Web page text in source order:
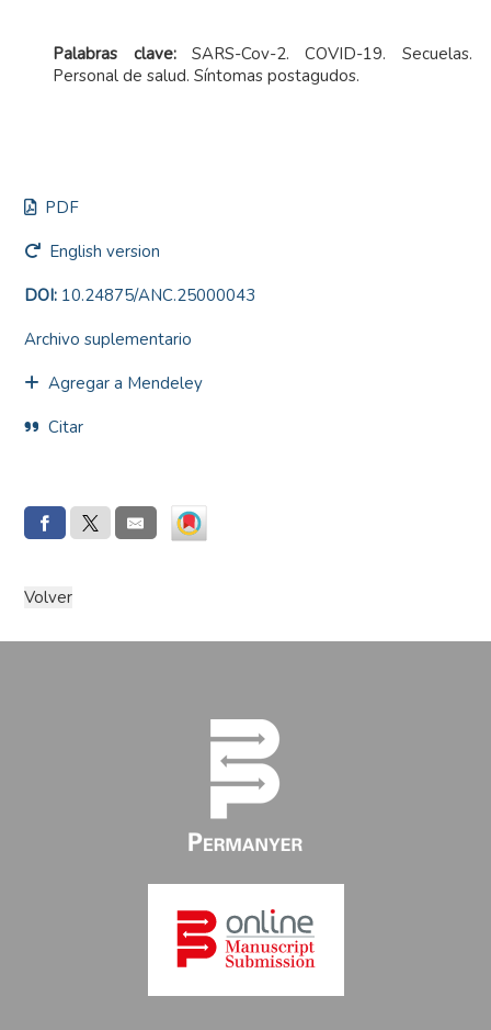
Palabras clave: SARS-Cov-2. COVID-19. Secuelas.
Personal de salud. Síntomas postagudos.
PDF
English version
DOI: 10.24875/ANC.25000043
Archivo suplementario
Agregar a Mendeley
Citar